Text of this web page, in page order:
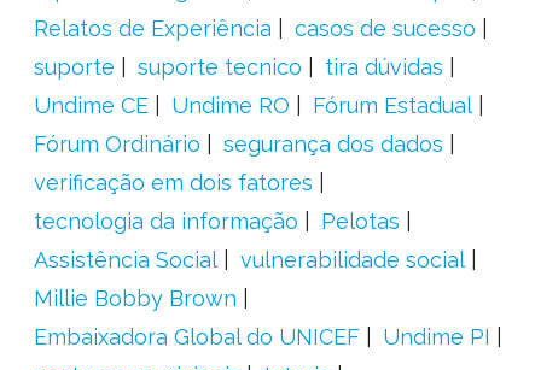
Relatos de Experiência
casos de sucesso
suporte
suporte tecnico
tira dúvidas
Undime CE
Undime RO
Fórum Estadual
Fórum Ordinário
segurança dos dados
verificação em dois fatores
tecnologia da informação
Pelotas
Assistência Social
vulnerabilidade social
Millie Bobby Brown
Embaixadora Global do UNICEF
Undime PI